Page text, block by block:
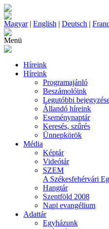
Magyar| English | Deutsch |
Menü
Híreink
Híreink
Programajánló
Beszámolóink
Legutóbbi
Állandó híreink
Eseménynaptár
Keresés, szűrés
Ünnepkörök
Média
Képtár
Videótár
SZEM
A Székesfehérvári
Hangtár
Szentföld 2008
Napi evangélium
Adattár
Egyházunk